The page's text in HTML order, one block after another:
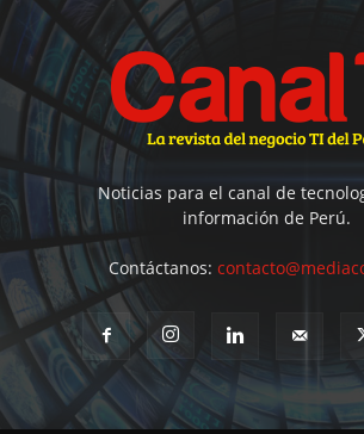
Noticias para el canal de
información de Perú.
Contáctanos: